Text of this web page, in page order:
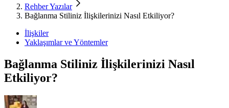
Rehber Yazılar
Bağlanma Stiliniz İlişkilerinizi Nasıl Etkiliyor?
İlişkiler
Yaklaşımlar ve Yöntemler
Bağlanma Stiliniz İlişkilerinizi Nasıl
Etkiliyor?